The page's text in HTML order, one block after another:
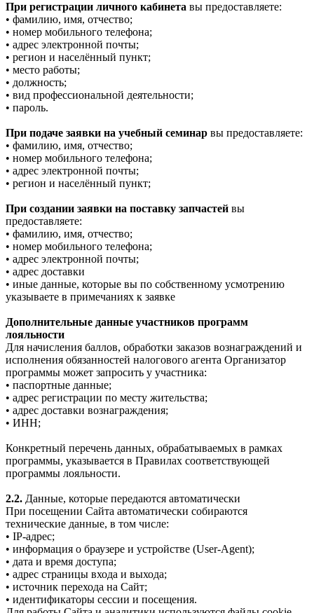
При регистрации личного кабинета вы предоставляете:
• фамилию, имя, отчество;
• номер мобильного телефона;
• адрес электронной почты;
• регион и населённый пункт;
• место работы;
• должность;
• вид профессиональной деятельности;
• пароль.
При подаче заявки на учебный семинар вы предоставляете:
• фамилию, имя, отчество;
• номер мобильного телефона;
• адрес электронной почты;
• регион и населённый пункт;
При создании заявки на поставку запчастей вы
предоставляете:
• фамилию, имя, отчество;
• номер мобильного телефона;
• адрес электронной почты;
• адрес доставки
• иные данные, которые вы по собственному усмотрению
указываете в примечаниях к заявке
Дополнительные данные участников программ
лояльности
Для начисления баллов, обработки заказов вознаграждений и
исполнения обязанностей налогового агента Организатор
программы может запросить у участника:
• паспортные данные;
• адрес регистрации по месту жительства;
• адрес доставки вознаграждения;
• ИНН;
Конкретный перечень данных, обрабатываемых в рамках
программы, указывается в Правилах соответствующей
программы лояльности.
2.2. Данные, которые передаются автоматически
При посещении Сайта автоматически собираются
технические данные, в том числе:
• IP-адрес;
• информация о браузере и устройстве (User-Agent);
• дата и время доступа;
• адрес страницы входа и выхода;
• источник перехода на Сайт;
• идентификаторы сессии и посещения.